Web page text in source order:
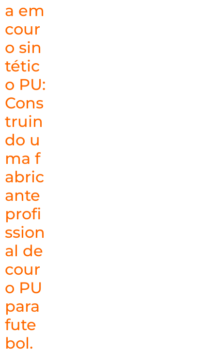
a em
cour
o sin
tétic
o PU:
Cons
truin
do u
ma f
abric
ante
profi
ssion
al de
cour
o PU
para
fute
bol.